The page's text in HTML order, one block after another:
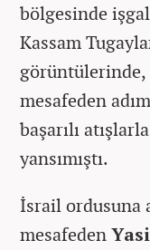
bölgesinde
Kassam
mesafeden
başarılı
yansımıştı.
İsrail ordusuna
mesafeden